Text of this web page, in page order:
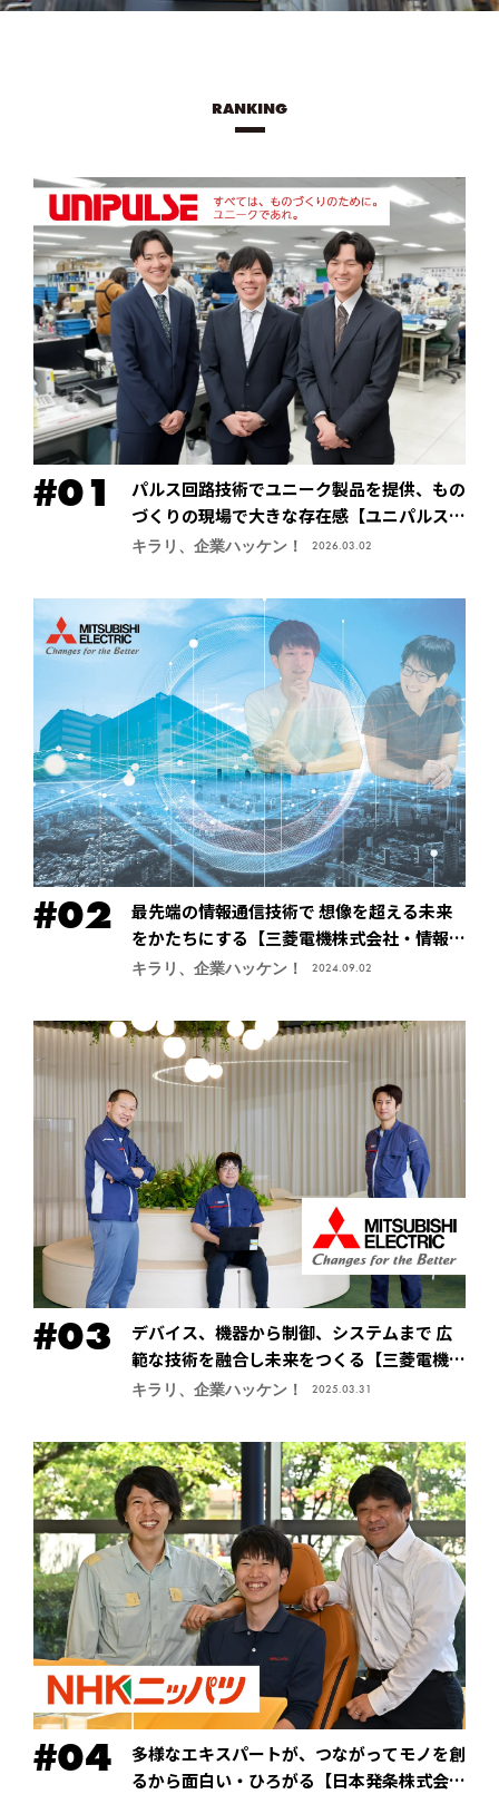
RANKING
パルス回路技術でユニーク製品を提供、もの
づくりの現場で大きな存在感【ユニパルス株
式会社】
キラリ、企業ハッケン！ 2026.03.02
最先端の情報通信技術で 想像を超える未来
をかたちにする【三菱電機株式会社・情報技
術総合研究所】
キラリ、企業ハッケン！ 2024.09.02
デバイス、機器から制御、システムまで 広
範な技術を融合し未来をつくる【三菱電機株
式会社・先端技術総合研究所】
キラリ、企業ハッケン！ 2025.03.31
多様なエキスパートが、つながってモノを創
るから面白い・ひろがる【日本発条株式会社